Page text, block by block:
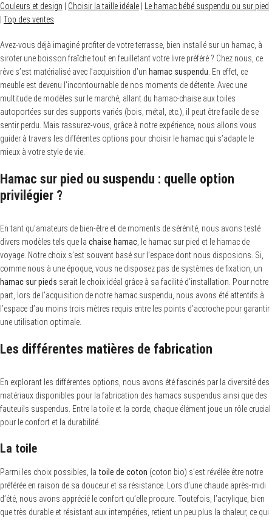
Couleurs et design
Choisir la taille idéale
Le hamac bébé suspendu ou sur pied
Top des ventes
Avez-vous déjà imaginé profiter de votre terrasse, bien installé sur un hamac, à
siroter une boisson fraîche tout en feuilletant votre livre préféré ? Chez nous, ce
rêve s’est matérialisé avec l’acquisition d’un hamac suspendu . En effet, ce
meuble est devenu l’incontournable de nos moments de détente. Avec une
multitude de modèles sur le marché, allant du hamac-chaise aux toiles
autoportées sur des supports variés (bois, métal, etc.), il peut être facile de se
sentir perdu. Mais rassurez-vous, grâce à notre expérience, nous allons vous
guider à travers les différentes options pour choisir le hamac qui s’adapte le
mieux à votre style de vie.
Hamac sur pied ou suspendu : quelle option
privilégier ?
En tant qu’amateurs de bien-être et de moments de sérénité, nous avons testé
divers modèles tels que la chaise hamac , le hamac sur pied et le hamac de
voyage. Notre choix s’est souvent basé sur l’espace dont nous disposions. Si,
comme nous à une époque, vous ne disposez pas de systèmes de fixation, un
hamac sur pieds serait le choix idéal grâce à sa facilité d’installation. Pour notre
part, lors de l’acquisition de notre hamac suspendu, nous avons été attentifs à
l’espace d’au moins trois mètres requis entre les points d’accroche pour garantir
une utilisation optimale.
Les différentes matières de fabrication
En explorant les différentes options, nous avons été fascinés par la diversité des
matériaux disponibles pour la fabrication des hamacs suspendus ainsi que des
fauteuils suspendus. Entre la toile et la corde, chaque élément joue un rôle crucial
pour le confort et la durabilité.
La toile
Parmi les choix possibles, la toile de coton (coton bio) s’est révélée être notre
préférée en raison de sa douceur et sa résistance. Lors d’une chaude après-midi
d’été, nous avons apprécié le confort qu’elle procure. Toutefois, l’acrylique, bien
que très durable et résistant aux intempéries, retient un peu plus la chaleur, ce qui